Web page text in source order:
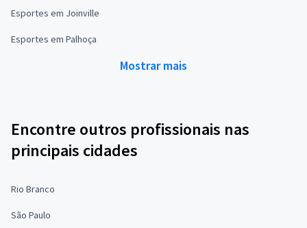
Esportes em Joinville
Esportes em Palhoça
Mostrar mais
Encontre outros profissionais nas
principais cidades
Rio Branco
São Paulo